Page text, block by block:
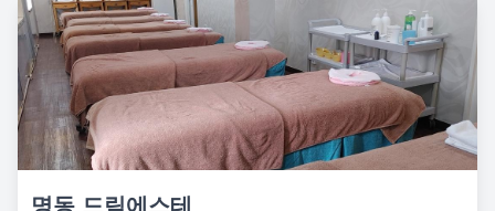
명동 드림에스테